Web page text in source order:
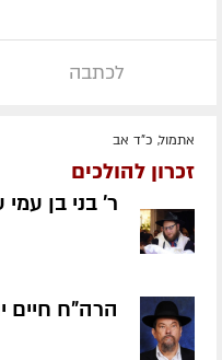
לכתבה
אתמול, כ"ד אב
זכרון להולכים
ר' בני בן עמי
הרה"ח חיים